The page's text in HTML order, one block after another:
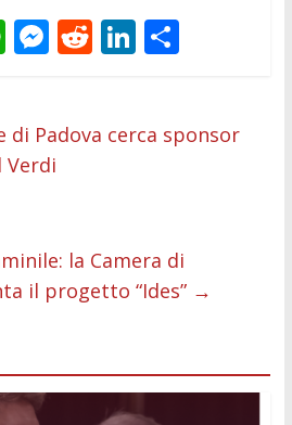
W
s
A
p
M
e
n
er
R
di
Li
e
C
di
di Padova cerca sponsor
Verdi
la Camera di
il progetto “Ides” →